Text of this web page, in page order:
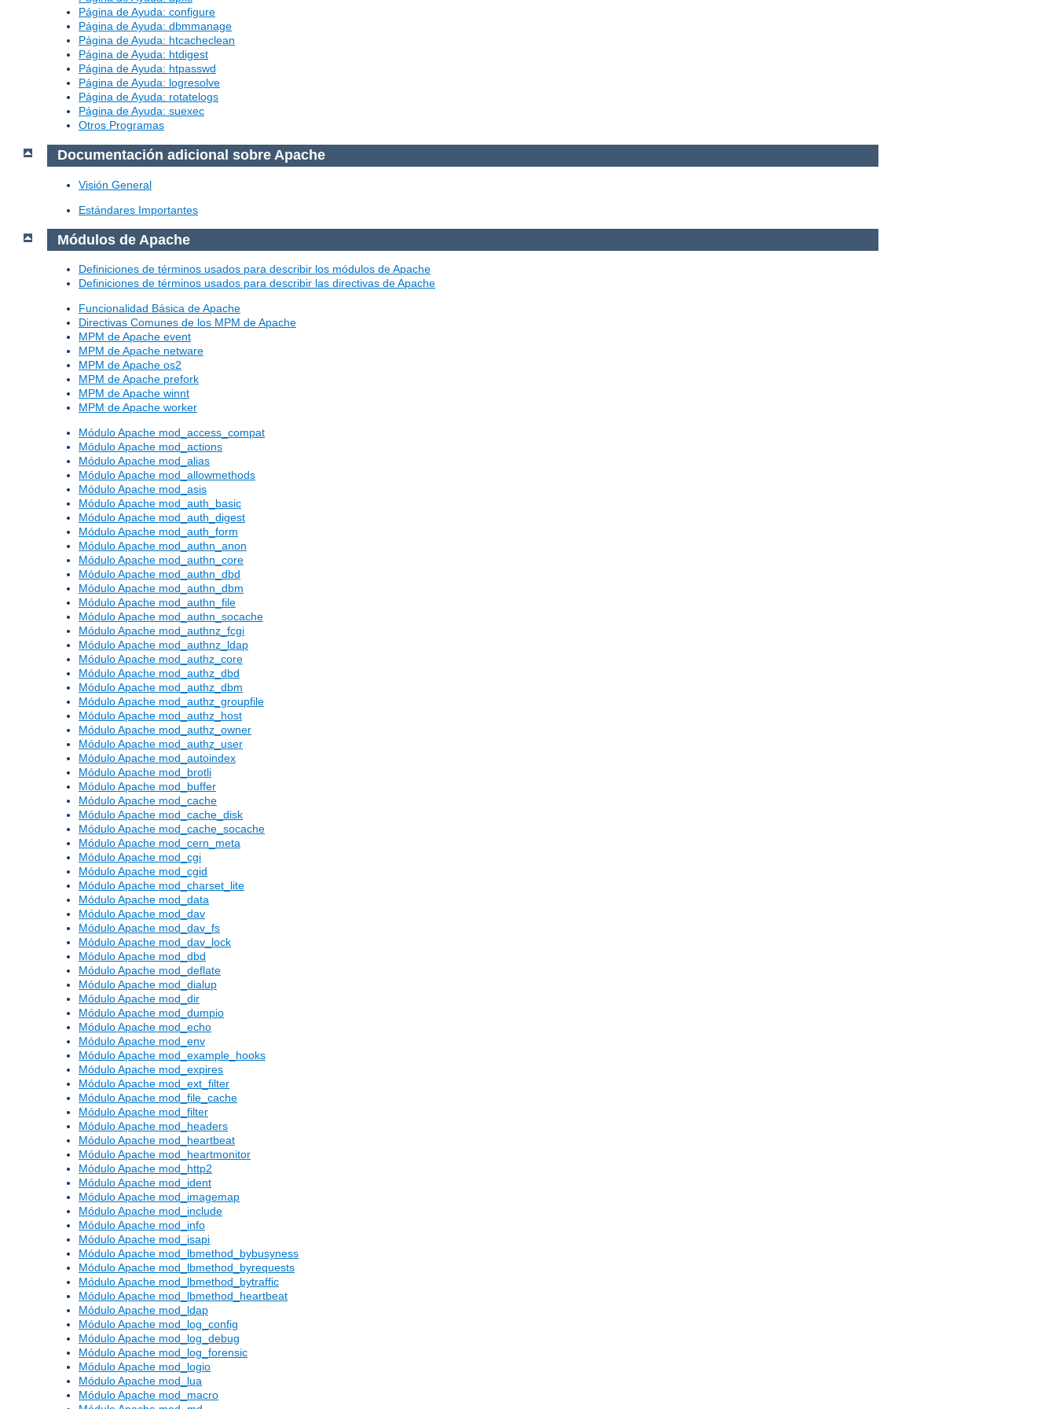
Página de Ayuda: configure
Página de Ayuda: dbmmanage
Página de Ayuda: htcacheclean
Página de Ayuda: htdigest
Página de Ayuda: htpasswd
Página de Ayuda: logresolve
Página de Ayuda: rotatelogs
Página de Ayuda: suexec
Otros Programas
Documentación adicional sobre Apache
Visión General
Estándares Importantes
Módulos de Apache
Definiciones de términos usados para describir los módulos de Apache
Definiciones de términos usados para describir las directivas de Apache
Funcionalidad Básica de Apache
Directivas Comunes de los MPM de Apache
MPM de Apache event
MPM de Apache netware
MPM de Apache os2
MPM de Apache prefork
MPM de Apache winnt
MPM de Apache worker
Módulo Apache mod_access_compat
Módulo Apache mod_actions
Módulo Apache mod_alias
Módulo Apache mod_allowmethods
Módulo Apache mod_asis
Módulo Apache mod_auth_basic
Módulo Apache mod_auth_digest
Módulo Apache mod_auth_form
Módulo Apache mod_authn_anon
Módulo Apache mod_authn_core
Módulo Apache mod_authn_dbd
Módulo Apache mod_authn_dbm
Módulo Apache mod_authn_file
Módulo Apache mod_authn_socache
Módulo Apache mod_authnz_fcgi
Módulo Apache mod_authnz_ldap
Módulo Apache mod_authz_core
Módulo Apache mod_authz_dbd
Módulo Apache mod_authz_dbm
Módulo Apache mod_authz_groupfile
Módulo Apache mod_authz_host
Módulo Apache mod_authz_owner
Módulo Apache mod_authz_user
Módulo Apache mod_autoindex
Módulo Apache mod_brotli
Módulo Apache mod_buffer
Módulo Apache mod_cache
Módulo Apache mod_cache_disk
Módulo Apache mod_cache_socache
Módulo Apache mod_cern_meta
Módulo Apache mod_cgi
Módulo Apache mod_cgid
Módulo Apache mod_charset_lite
Módulo Apache mod_data
Módulo Apache mod_dav
Módulo Apache mod_dav_fs
Módulo Apache mod_dav_lock
Módulo Apache mod_dbd
Módulo Apache mod_deflate
Módulo Apache mod_dialup
Módulo Apache mod_dir
Módulo Apache mod_dumpio
Módulo Apache mod_echo
Módulo Apache mod_env
Módulo Apache mod_example_hooks
Módulo Apache mod_expires
Módulo Apache mod_ext_filter
Módulo Apache mod_file_cache
Módulo Apache mod_filter
Módulo Apache mod_headers
Módulo Apache mod_heartbeat
Módulo Apache mod_heartmonitor
Módulo Apache mod_http2
Módulo Apache mod_ident
Módulo Apache mod_imagemap
Módulo Apache mod_include
Módulo Apache mod_info
Módulo Apache mod_isapi
Módulo Apache mod_lbmethod_bybusyness
Módulo Apache mod_lbmethod_byrequests
Módulo Apache mod_lbmethod_bytraffic
Módulo Apache mod_lbmethod_heartbeat
Módulo Apache mod_ldap
Módulo Apache mod_log_config
Módulo Apache mod_log_debug
Módulo Apache mod_log_forensic
Módulo Apache mod_logio
Módulo Apache mod_lua
Módulo Apache mod_macro